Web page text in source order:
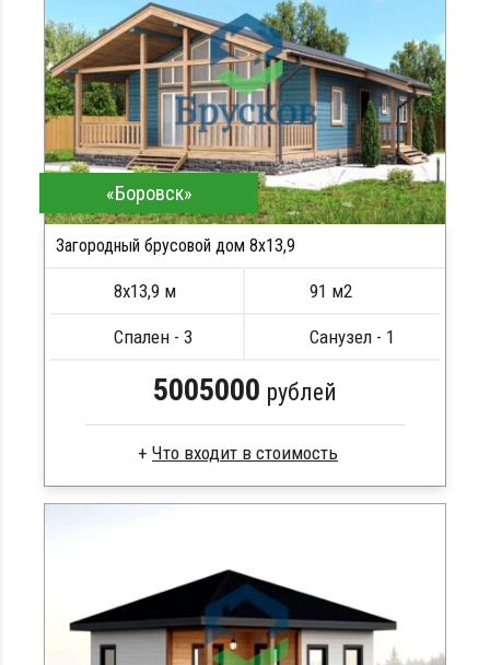
Сборка на березовые нагеля, джут
Металлические сваи 108 диаметр
«Боровск»
Загородный брусовой дом 8х13,9
8х13,9 м 91 м2
Спален - 3 Санузел - 1
5005000 рублей
Метизы, саморезы, гвозди
Сборка на березовые нагеля, джут
Металлические сваи 108 диаметр
ПОДРОБНЕЕ